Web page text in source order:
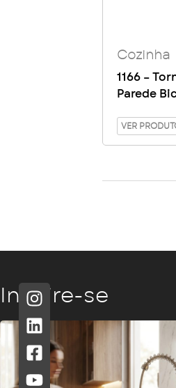
Cozinha
1166 –
Parede
VER
Inspire-se